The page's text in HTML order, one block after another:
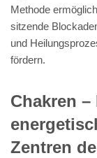
Methode
sitzende
und
fördern.
Chakren –
Zentren